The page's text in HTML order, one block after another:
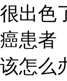
很出色
癌患者
该怎么